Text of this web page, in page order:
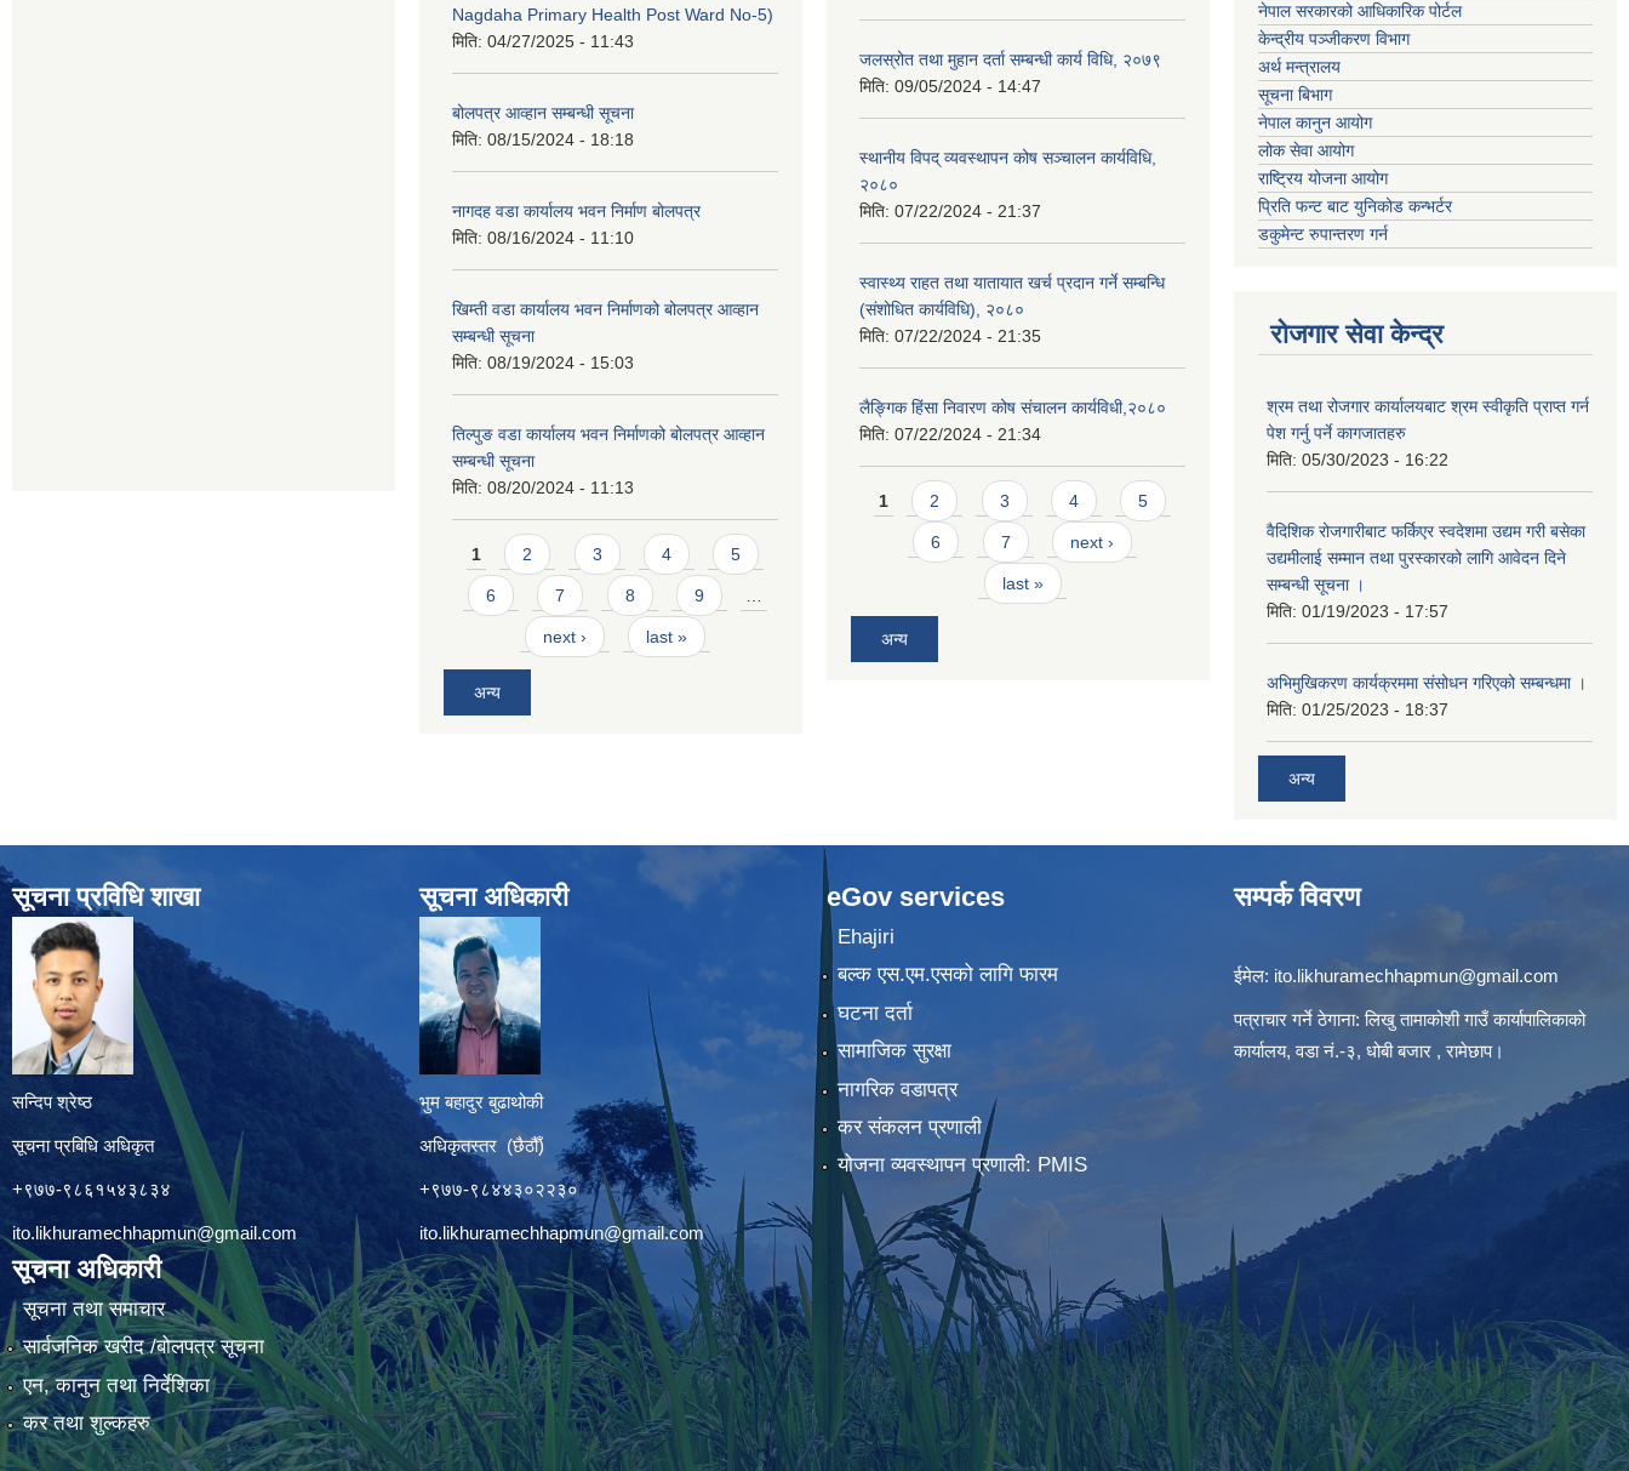
Nagdaha Primary Health Post Ward No-5)
मिति: 04/27/2025 - 11:43
बोलपत्र आव्हान सम्बन्धी सूचना
मिति: 08/15/2024 - 18:18
नागदह वडा कार्यालय भवन निर्माण बोलपत्र
मिति: 08/16/2024 - 11:10
खिम्ती वडा कार्यालय भवन निर्माणको बोलपत्र आव्हान
सम्बन्धी सूचना
मिति: 08/19/2024 - 15:03
तिल्पुङ वडा कार्यालय भवन निर्माणको बोलपत्र आव्हान
सम्बन्धी सूचना
मिति: 08/20/2024 - 11:13
Pages
1 2 3 4 5
6 7 8 9
next › last »
अन्य
जलस्रोत तथा मुहान दर्ता सम्बन्धी कार्य विधि, २०७९
मिति: 09/05/2024 - 14:47
स्थानीय विपद् व्यवस्थापन कोष सञ्चालन कार्यविधि,
२०८०
मिति: 07/22/2024 - 21:37
स्वास्थ्य राहत तथा यातायात खर्च प्रदान गर्ने सम्बन्धि
(संशोधित कार्यविधि), २०८०
मिति: 07/22/2024 - 21:35
लैङ्गिक हिंसा निवारण कोष संचालन कार्यविधी,२०८०
मिति: 07/22/2024 - 21:34
Pages
1 2 3 4 5
6 7 next ›
last »
अन्य
नेपाल सरकारको आधिकारिक पोर्टल
केन्द्रीय पञ्जीकरण विभाग
अर्थ मन्त्रालय
सूचना बिभाग
नेपाल कानुन आयोग
लोक सेवा आयोग
राष्ट्रिय योजना आयोग
प्रिति फन्ट बाट युनिकोड कन्भर्टर
डकुमेन्ट रुपान्तरण गर्न
रोजगार सेवा केन्द्र
श्रम तथा रोजगार कार्यालयबाट श्रम स्वीकृति प्राप्त गर्न
पेश गर्नु पर्ने कागजातहरु
मिति: 05/30/2023 - 16:22
वैदिशिक रोजगारीबाट फर्किएर स्वदेशमा उद्यम गरी बसेका
उद्यमीलाई सम्मान तथा पुरस्कारको लागि आवेदन दिने
सम्बन्धी सूचना ।
मिति: 01/19/2023 - 17:57
अभिमुखिकरण कार्यक्रममा संसोधन गरिएको सम्बन्धमा ।
मिति: 01/25/2023 - 18:37
अन्य
सूचना प्रविधि शाखा
सन्दिप श्रेष्ठ
सूचना प्रबिधि अधिकृत
+९७७-९८६१५४३८३४
ito.likhuramechhapmun@gmail.com
सूचना अधिकारी
सूचना तथा समाचार
सार्वजनिक खरीद /बोलपत्र सूचना
एन, कानुन तथा निर्देशिका
कर तथा शुल्कहरु
सूचना अधिकारी
भुम बहादुर बुढाथोकी
अधिकृतस्तर (छैठौँ)
+९७७-९८४४३०२२३०
ito.likhuramechhapmun@gmail.com
eGov services
Ehajiri
बल्क एस.एम.एसको लागि फारम
घटना दर्ता
सामाजिक सुरक्षा
नागरिक वडापत्र
कर संकलन प्रणाली
योजना व्यवस्थापन प्रणाली: PMIS
सम्पर्क विवरण
ईमेल: ito.likhuramechhapmun@gmail.com
पत्राचार गर्ने ठेगाना: लिखु तामाकोशी गाउँ कार्यापालिकाको
कार्यालय, वडा नं.-३, धोबी बजार , रामेछाप।